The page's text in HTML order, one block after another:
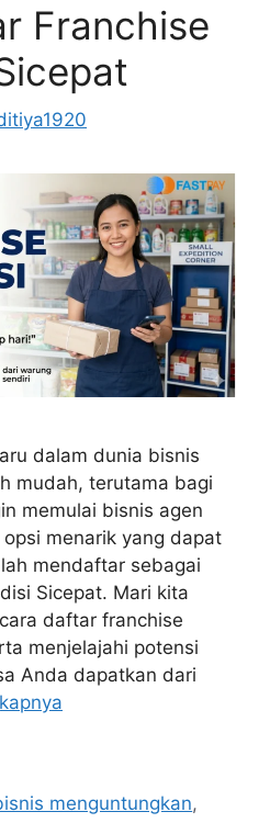
Franchise
dalam dunia bisnis
mudah, terutama bagi
memulai bisnis agen
menarik yang dapat
mendaftar sebagai
Sicepat. Mari kita
daftar franchise
menjelajahi potensi
Anda dapatkan dari
menguntungkan,